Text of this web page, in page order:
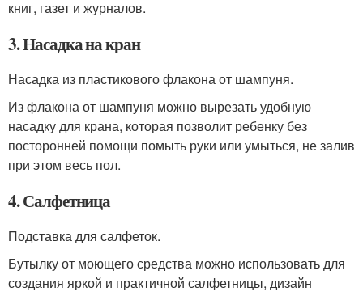
книг, газет и журналов.
3. Насадка на кран
Насадка из пластикового флакона от шампуня.
Из флакона от шампуня можно вырезать удобную
насадку для крана, которая позволит ребенку без
посторонней помощи помыть руки или умыться, не залив
при этом весь пол.
4. Салфетница
Подставка для салфеток.
Бутылку от моющего средства можно использовать для
создания яркой и практичной салфетницы, дизайн